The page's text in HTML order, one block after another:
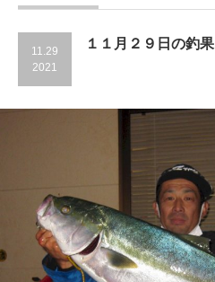
11.29
2021
１１月２９日の釣果